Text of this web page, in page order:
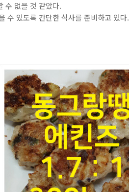
수 없을 것 같았다.
수 있도록 간단한 식사를 준비하고 있다.